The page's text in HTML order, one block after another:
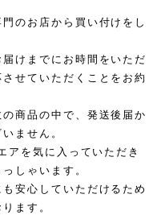
のお店から買い付けをし
けまでにお時間をいただ
せていただくことをお約
商品の中で、発送後届か
ません。
アを気に入っていただき
しゃいます。
安心していただけるため
ます。